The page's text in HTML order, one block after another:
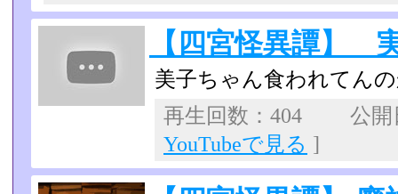
【四宮怪異譚】
美子ちゃん食われてん
再生回数：404 公
YouTubeで見る ]